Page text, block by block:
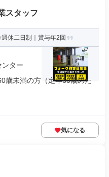
スタッフ
休二日制｜賞与年2回
ター
歳未満の方（定年60歳のた
気になる